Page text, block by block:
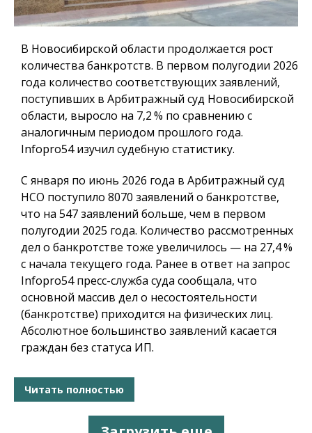
В Новосибирской области продолжается рост
количества банкротств. В первом полугодии 2026
года количество соответствующих заявлений,
поступивших в Арбитражный суд Новосибирской
области, выросло на 7,2 % по сравнению с
аналогичным периодом прошлого года.
Infopro54изучил судебную статистику.
С января по июнь 2026 года в Арбитражный суд
НСО поступило 8070 заявлений о банкротстве,
что на 547 заявлений больше, чем в первом
полугодии 2025 года. Количество рассмотренных
дел о банкротстве тоже увеличилось — на 27,4 %
с начала текущего года. Ранее в ответ на запрос
Infopro54 пресс-служба суда сообщала, что
основной массив дел о несостоятельности
(банкротстве) приходится на физических лиц.
Абсолютное большинство заявлений касается
граждан без статуса ИП.
Читать полностью